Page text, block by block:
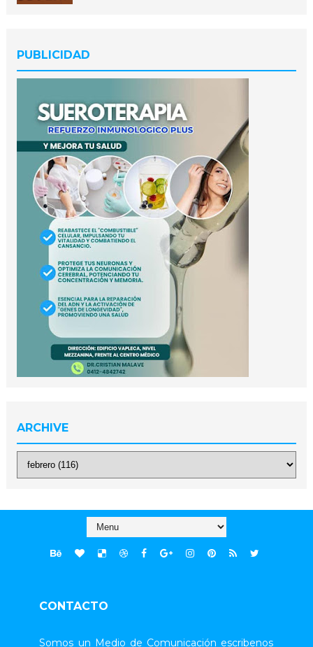
PUBLICIDAD
ARCHIVE
CONTACTO
Somos un Medio de Comunicación escribenos